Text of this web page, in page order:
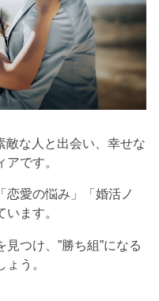
敵な人と出会い、幸せな
です。
恋愛の悩み」「婚活ノ
ます。
つけ、”勝ち組”になる
う。